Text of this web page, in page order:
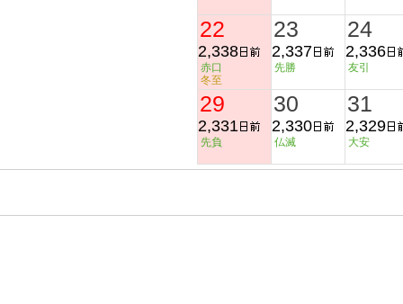
22
2,338
赤口
冬至
23
2,337
先勝
24
2,336
友引
29
2,331
先負
30
2,330
仏滅
31
2,329
大安